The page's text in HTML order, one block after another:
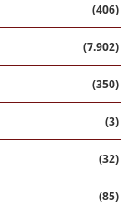
(406)
(7.902)
(350)
(3)
(32)
(85)